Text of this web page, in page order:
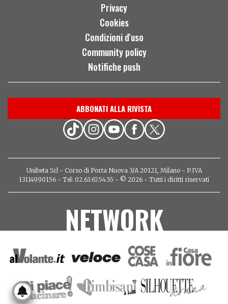
Privacy
Cookies
Condizioni d'uso
Community policy
Notifiche push
ABBONATI ALLA RIVISTA
Unibeta Srl - Corso di Porta Nuova 3/A 20121, Milano - P.IVA
13114990156 - Tel: 02.63.67.54.55 - © 2026 - Tutti i diritti riservati
NETWORK